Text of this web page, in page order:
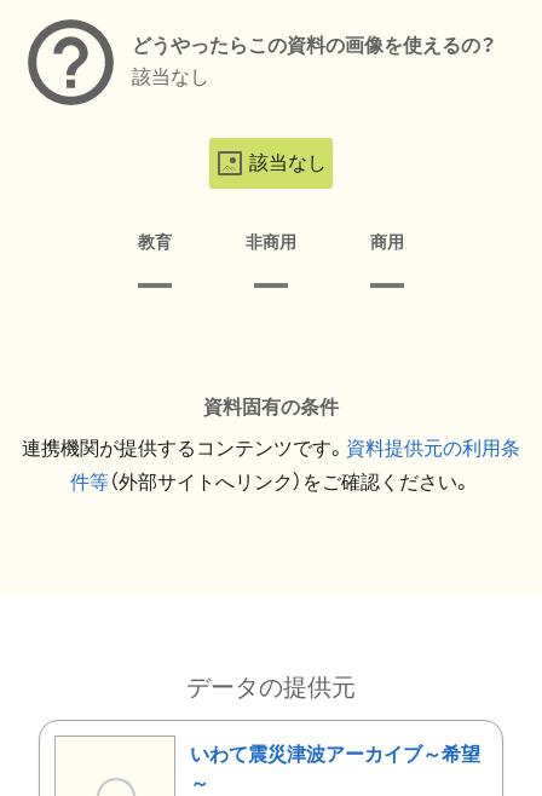
どうやったらこの資料の画像を使えるの？
該当なし
該当なし
教育 非商用 商用
資料固有の条件
連携機関が提供するコンテンツです。 資料提供元の利用条
件等（外部サイトへリンク）をご確認ください。
データの提供元
いわて震災津波アーカイブ～希望
～